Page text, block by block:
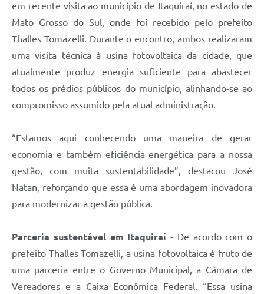
em recente visita ao município de Itaquiraí, no estado de
Mato Grosso do Sul, onde foi recebido pelo prefeito
Thalles Tomazelli. Durante o encontro, ambos realizaram
uma visita técnica à usina fotovoltaica da cidade, que
atualmente produz energia suficiente para abastecer
todos os prédios públicos do município, alinhando-se ao
compromisso assumido pela atual administração.
“Estamos aqui conhecendo uma maneira de gerar
economia e também eficiência energética para a nossa
gestão, com muita sustentabilidade”, destacou José
Natan, reforçando que essa é uma abordagem inovadora
para modernizar a gestão pública.
Parceria sustentável em Itaquiraí - De acordo com o
prefeito Thalles Tomazelli, a usina fotovoltaica é fruto de
uma parceria entre o Governo Municipal, a Câmara de
Vereadores e a Caixa Econômica Federal. “Essa usina